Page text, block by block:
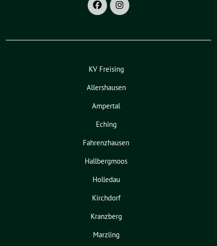
KV Freising
Allershausen
Ampertal
Eching
Fahrenzhausen
Hallbergmoos
Holledau
Kirchdorf
Kranzberg
Marzling